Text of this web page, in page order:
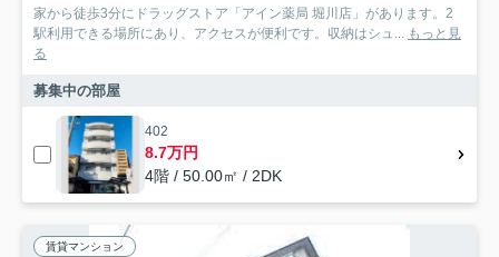
家から徒歩3分にドラッグストア「アイン薬局 堀川店」があります。2
駅利用できる場所にあり、アクセスが便利です。収納はシュ... もっと見
る
募集中の部屋
402
8.7万円
4階 / 50.00㎡ / 2DK
賃貸マンション